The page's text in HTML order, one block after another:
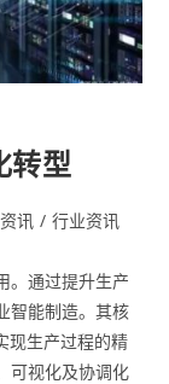
转型
讯 / 行业资讯
。通过提升生产
智能制造。其核
现生产过程的精
可视化及协调化